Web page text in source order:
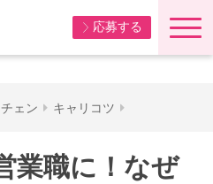
応募する
ェン キャリコツ
業職に！なぜ